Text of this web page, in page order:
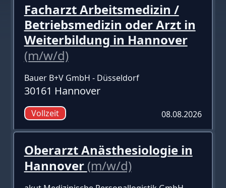
Facharzt Arbeitsmedizin /
Betriebsmedizin oder Arzt in
Weiterbildung in Hannover
(m/w/d)
Bauer B+V GmbH - Düsseldorf
30161 Hannover
Vollzeit 08.08.2026
Oberarzt Anästhesiologie in
Hannover (m/w/d)